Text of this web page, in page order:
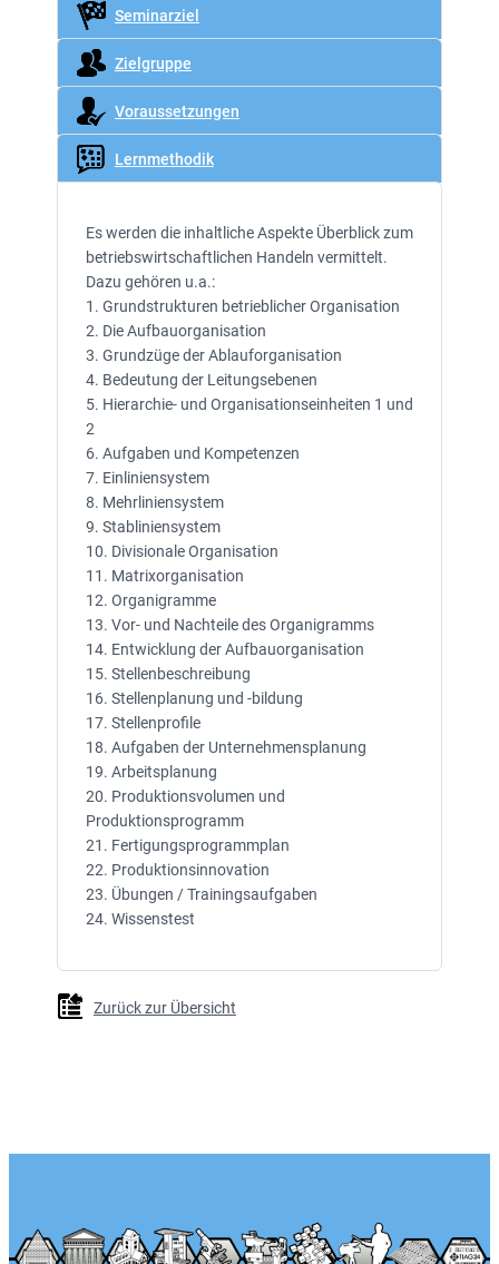
Seminarziel
Zielgruppe
Voraussetzungen
Lernmethodik
Es werden die inhaltliche Aspekte Überblick zum
betriebswirtschaftlichen Handeln vermittelt.
Dazu gehören u.a.:
1. Grundstrukturen betrieblicher Organisation
2. Die Aufbauorganisation
3. Grundzüge der Ablauforganisation
4. Bedeutung der Leitungsebenen
5. Hierarchie- und Organisationseinheiten 1 und
2
6. Aufgaben und Kompetenzen
7. Einliniensystem
8. Mehrliniensystem
9. Stabliniensystem
10. Divisionale Organisation
11. Matrixorganisation
12. Organigramme
13. Vor- und Nachteile des Organigramms
14. Entwicklung der Aufbauorganisation
15. Stellenbeschreibung
16. Stellenplanung und -bildung
17. Stellenprofile
18. Aufgaben der Unternehmensplanung
19. Arbeitsplanung
20. Produktionsvolumen und
Produktionsprogramm
21. Fertigungsprogrammplan
22. Produktionsinnovation
23. Übungen / Trainingsaufgaben
24. Wissenstest
Zurück zur Übersicht